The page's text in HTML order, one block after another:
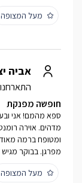
מעל המצופה
אביה
חופשה מפנקת
ספא מהמם! אני
מדהים. אוירה
ומטופח ברמה מאוד
מפרגן. בבוקר
מעל המצופה